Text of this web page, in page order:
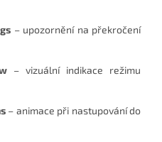
– upozornění na překročení
– vizuální indikace režimu
– animace při nastupování do